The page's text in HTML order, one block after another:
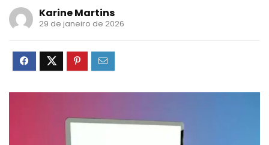
Karine Martins
29 de janeiro de 2026